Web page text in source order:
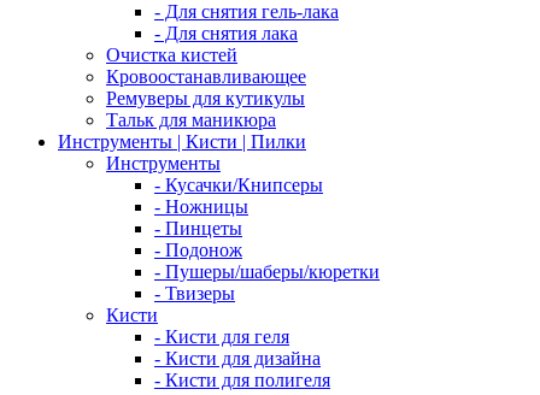
- Для снятия гель-лака
- Для снятия лака
Очистка кистей
Кровоостанавливающее
Ремуверы для кутикулы
Тальк для маникюра
Инструменты | Кисти | Пилки
Инструменты
- Кусачки/Книпсеры
- Ножницы
- Пинцеты
- Подонож
- Пушеры/шаберы/кюретки
- Твизеры
Кисти
- Кисти для геля
- Кисти для дизайна
- Кисти для полигеля